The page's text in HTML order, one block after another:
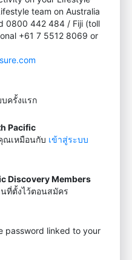
team on Australia
0800 442 484 / Fiji (toll
+61 7 5512 8069 or
ครั้งแรก
Pacific
ณเหมือนกับ เข้าสู่ระบบ
Discovery Members
ที่ตั้งไว้ตอนสมัคร
password linked to your